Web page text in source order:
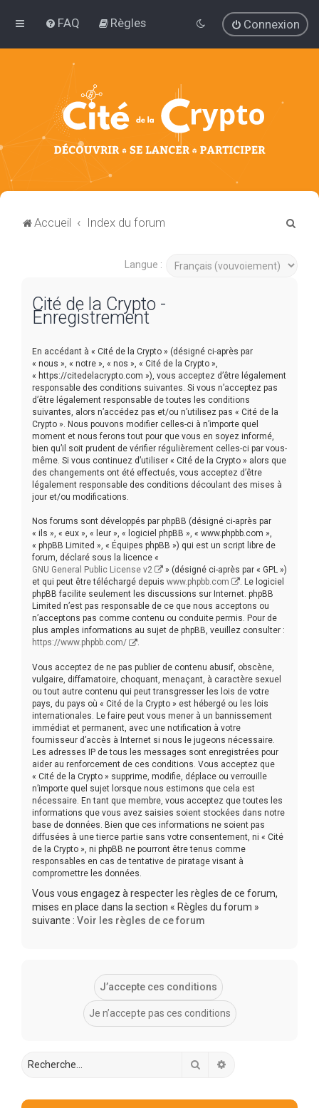
FAQ Règles Connexion
Accueil Index du forum
Langue :
Cité de la Crypto -
Enregistrement
En accédant à « Cité de la Crypto » (désigné ci-après par
« nous », « notre », « nos », « Cité de la Crypto »,
« https://citedelacrypto.com »), vous acceptez d’être légalement
responsable des conditions suivantes. Si vous n’acceptez pas
d’être légalement responsable de toutes les conditions
suivantes, alors n’accédez pas et/ou n’utilisez pas « Cité de la
Crypto ». Nous pouvons modifier celles-ci à n’importe quel
moment et nous ferons tout pour que vous en soyez informé,
bien qu’il soit prudent de vérifier régulièrement celles-ci par vous-
même. Si vous continuez d’utiliser « Cité de la Crypto » alors que
des changements ont été effectués, vous acceptez d’être
légalement responsable des conditions découlant des mises à
jour et/ou modifications.
Nos forums sont développés par phpBB (désigné ci-après par
« ils », « eux », « leur », « logiciel phpBB », « www.phpbb.com »,
« phpBB Limited », « Équipes phpBB ») qui est un script libre de
forum, déclaré sous la licence «
GNU General Public License v2
» (désigné ci-après par « GPL »)
et qui peut être téléchargé depuis www.phpbb.com
. Le logiciel
phpBB facilite seulement les discussions sur Internet. phpBB
Limited n’est pas responsable de ce que nous acceptons ou
n’acceptons pas comme contenu ou conduite permis. Pour de
plus amples informations au sujet de phpBB, veuillez consulter :
https://www.phpbb.com/
.
Vous acceptez de ne pas publier de contenu abusif, obscène,
vulgaire, diffamatoire, choquant, menaçant, à caractère sexuel
ou tout autre contenu qui peut transgresser les lois de votre
pays, du pays où « Cité de la Crypto » est hébergé ou les lois
internationales. Le faire peut vous mener à un bannissement
immédiat et permanent, avec une notification à votre
fournisseur d’accès à Internet si nous le jugeons nécessaire.
Les adresses IP de tous les messages sont enregistrées pour
aider au renforcement de ces conditions. Vous acceptez que
« Cité de la Crypto » supprime, modifie, déplace ou verrouille
n’importe quel sujet lorsque nous estimons que cela est
nécessaire. En tant que membre, vous acceptez que toutes les
informations que vous avez saisies soient stockées dans notre
base de données. Bien que ces informations ne soient pas
diffusées à une tierce partie sans votre consentement, ni « Cité
de la Crypto », ni phpBB ne pourront être tenus comme
responsables en cas de tentative de piratage visant à
compromettre les données.
Vous vous engagez à respecter les règles de ce forum,
mises en place dans la section « Règles du forum »
suivante : Voir les règles de ce forum
Rechercher